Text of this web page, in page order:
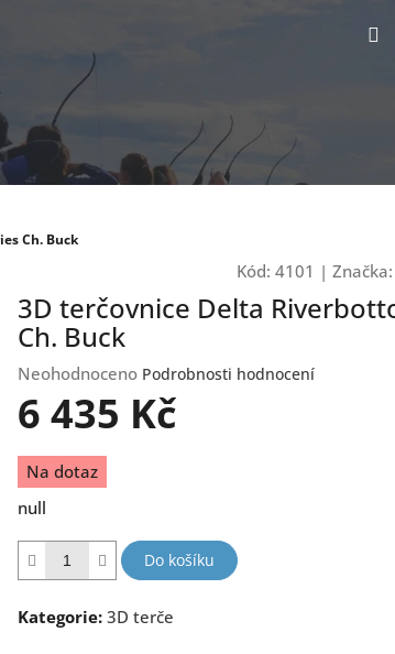
Ch. Buck
Kód: 4101 | Značka:
3D terčovnice Delta
Ch. Buck
Průměrné
hodnocení
produktu
0,0
z
5
Neohodnoceno Podrobnosti hodnocení
6 435 Kč
Měrná
cena:
Na dotaz
null
Do košíku
Kategorie: 3D terče